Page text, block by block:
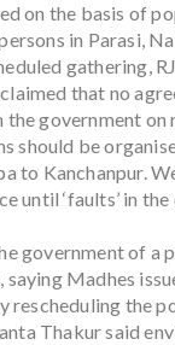
on the basis of
in Parasi,
gathering,
that no
the government on
should be
to Kanchanpur.
until ‘faults’ in
government of a
saying Madhes
rescheduling the
Thakur said